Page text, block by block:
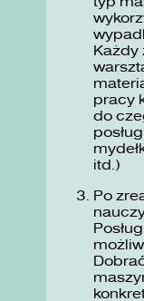
Każdy
pracy
do
itd.)
Po